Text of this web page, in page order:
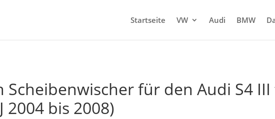
Startseite VW Audi BMW
Scheibenwischer für den Audi S4
2004 bis 2008)